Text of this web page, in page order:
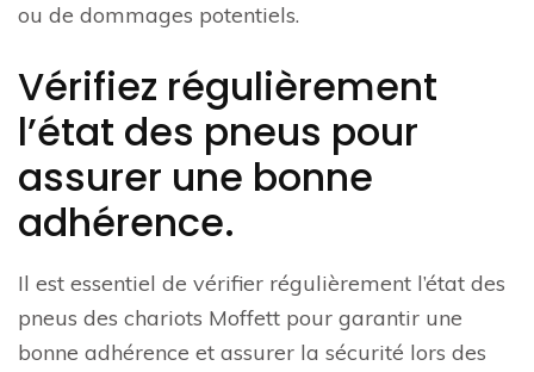
ou de dommages potentiels.
Vérifiez régulièrement
l’état des pneus pour
assurer une bonne
adhérence.
Il est essentiel de vérifier régulièrement l’état des
pneus des chariots Moffett pour garantir une
bonne adhérence et assurer la sécurité lors des